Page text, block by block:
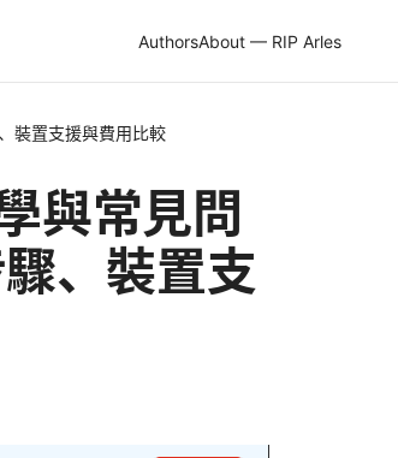
AuthorsAbout — RIP Arles
裝置支援與費用比較
與常見問
、裝置支